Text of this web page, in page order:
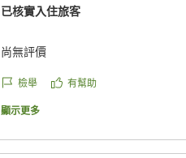
已核實入住旅客
尚無評價
檢舉 有幫助
顯示更多